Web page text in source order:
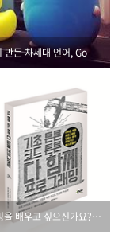
만든 차세대 언어, Go
프로그래밍을 배우고 싶으신가요? 그럼, 이 책부터 보세요!